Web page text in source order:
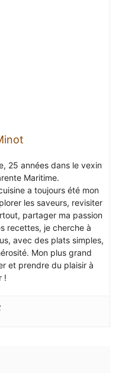
25 années dans le vexin
Maritime.
a toujours été mon
les saveurs, revisiter
partager ma passion
recettes, je cherche à
avec des plats simples,
Mon plus grand
et prendre du plaisir à
!